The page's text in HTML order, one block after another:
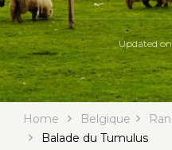
Updated
Home Belgique
Balade du Tumulus